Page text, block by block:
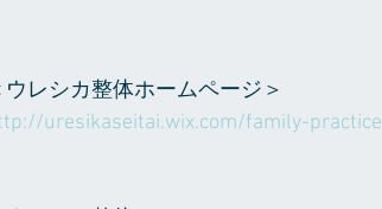
ウレシカ整体ホームページ＞
uresikaseitai.wix.com/family-practice